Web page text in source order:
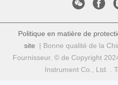
Politique en matière de
site | Bonne qualité de la
Fournisseur. © de Copyright
Instrument Co., Ltd. .